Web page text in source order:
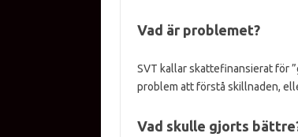
Vad är problemet?
SVT kallar skattefinansierat för
problem att förstå skillnaden,
Vad skulle gjorts